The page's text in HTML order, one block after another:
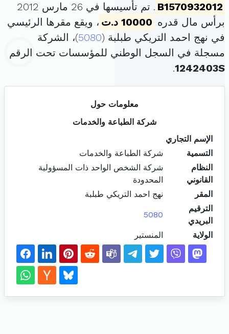
B1570932012
. تم تأسيسها في 26 مارس 2012
برأس مال قدره 10000 د.ت
، ويقع مقرها الرئيسي
في نهج احمد التريكي طبلبة (5080)، الشركة
مسجلة في السجل الوطني للمؤسسات تحت الرقم
1242403S
.
معلومات حول
شركة الطباعة والخدمات
الإسم التجاري
التسمية
شركة الطباعة والخدمات
النظام
القانوني
شركة الشخص الواحد ذات المسؤولية
المحدودة
المقر
نهج احمد التريكي طبلبة
الترقيم
البريدي
5080
الولاية المنستير